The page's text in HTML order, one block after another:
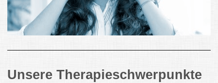
Unsere Therapieschwerpunkte